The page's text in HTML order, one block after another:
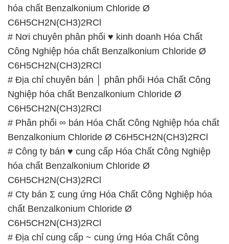
hóa chất Benzalkonium Chloride Ø
C6H5CH2N(CH3)2RCl
# Nơi chuyên phân phối ♥ kinh doanh Hóa Chất
Công Nghiệp hóa chất Benzalkonium Chloride Ø
C6H5CH2N(CH3)2RCl
# Địa chỉ chuyên bán │ phân phối Hóa Chất Công
Nghiệp hóa chất Benzalkonium Chloride Ø
C6H5CH2N(CH3)2RCl
# Phân phối ∞ bán Hóa Chất Công Nghiệp hóa chất
Benzalkonium Chloride Ø C6H5CH2N(CH3)2RCl
# Công ty bán ♥ cung cấp Hóa Chất Công Nghiệp
hóa chất Benzalkonium Chloride Ø
C6H5CH2N(CH3)2RCl
# Cty bán Σ cung ứng Hóa Chất Công Nghiệp hóa
chất Benzalkonium Chloride Ø
C6H5CH2N(CH3)2RCl
# Địa chỉ cung cấp ~ cung ứng Hóa Chất Công